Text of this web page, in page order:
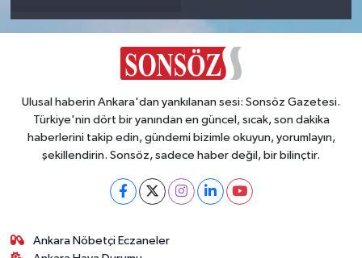
Ulusal haberin Ankara'dan yankılanan sesi: Sonsöz Gazetesi.
Türkiye'nin dört bir yanından en güncel, sıcak, son dakika
haberlerini takip edin, gündemi bizimle okuyun, yorumlayın,
şekillendirin. Sonsöz, sadece haber değil, bir bilinçtir.
Ankara Nöbetçi Eczaneler